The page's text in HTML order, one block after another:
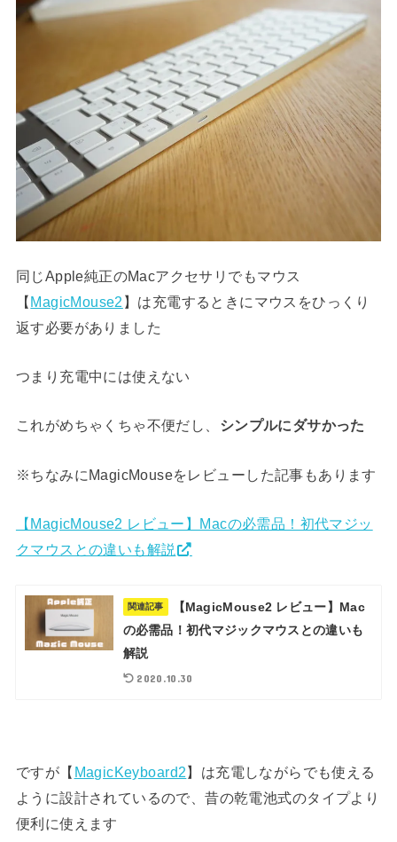
同じApple純正のMacアクセサリでもマウス
【MagicMouse2 】は充電するときにマウスをひっくり
返す必要がありました
つまり充電中には使えない
これがめちゃくちゃ不便だし、 シンプルにダサかった
※ちなみにMagicMouseをレビューした記事もあります
【MagicMouse2 レビュー】Macの必需品！初代マジッ
クマウスとの違いも解説
関連記事
【MagicMouse2 レビュー】Mac
の必需品！初代マジックマウスとの違いも
解説
2020.10.30
ですが【 MagicKeyboard2】は充電しながらでも使える
ように設計されているので、昔の乾電池式のタイプより
便利に使えます